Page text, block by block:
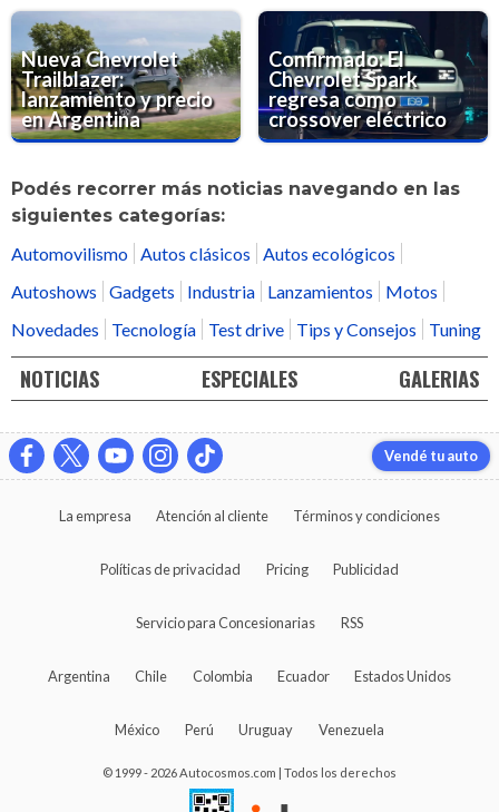
Nueva Chevrolet
Trailblazer:
lanzamiento y precio
en Argentina
Confirmado: El
Chevrolet Spark
regresa como
crossover eléctrico
Podés recorrer más noticias navegando en las
siguientes categorías:
Automovilismo
Autos clásicos
Autos ecológicos
Autoshows
Gadgets Industria Lanzamientos
Motos
Novedades
Tecnología Test drive Tips y Consejos Tuning
NOTICIAS ESPECIALES GALERIAS
Vendé tu auto
La empresa Atención al cliente Términos y condiciones
Políticas de privacidad Pricing Publicidad
Servicio para Concesionarias RSS
Argentina Chile Colombia Ecuador Estados Unidos
México Perú Uruguay Venezuela
© 1999 - 2026 Autocosmos.com | Todos los derechos